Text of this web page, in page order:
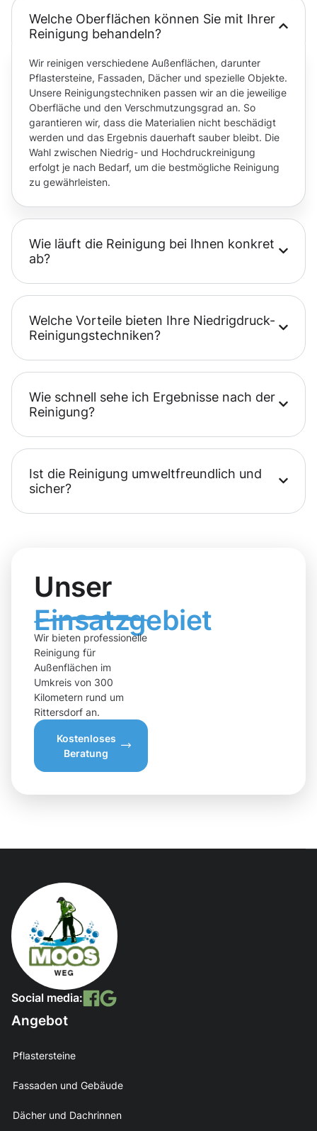
Welche Oberflächen können Sie mit Ihrer
Reinigung behandeln?
Wir reinigen verschiedene Außenflächen, darunter
Pflastersteine, Fassaden, Dächer und spezielle Objekte.
Unsere Reinigungstechniken passen wir an die jeweilige
Oberfläche und den Verschmutzungsgrad an. So
garantieren wir, dass die Materialien nicht beschädigt
werden und das Ergebnis dauerhaft sauber bleibt. Die
Wahl zwischen Niedrig- und Hochdruckreinigung
erfolgt je nach Bedarf, um die bestmögliche Reinigung
zu gewährleisten.
Wie läuft die Reinigung bei Ihnen konkret
ab?
Welche Vorteile bieten Ihre Niedrigdruck-
Reinigungstechniken?
Wie schnell sehe ich Ergebnisse nach der
Reinigung?
Ist die Reinigung umweltfreundlich und
sicher?
Unser
Einsatzgebiet
Wir bieten professionelle
Reinigung für
Außenflächen im
Umkreis von 300
Kilometern rund um
Rittersdorf an.
Kostenloses
Beratung
Social media:
Angebot
Pflastersteine
Fassaden und Gebäude
Dächer und Dachrinnen